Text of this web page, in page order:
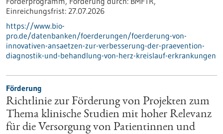
Einreichungsfrist: 27.07.2026
https://www.bio-
pro.de/datenbanken/foerderungen/foerderung-von-
innovativen-ansaetzen-zur-verbesserung-der-praevention-
diagnostik-und-behandlung-von-herz-kreislauf-erkrankungen
Förderung
Richtlinie zur Förderung von Projekten zum
Thema klinische Studien mit hoher Relevanz
für die Versorgung von Patientinnen und